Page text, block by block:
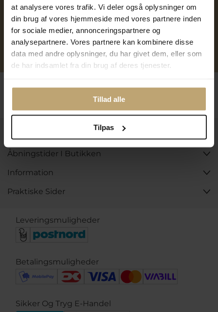
at analysere vores trafik. Vi deler også oplysninger om
din brug af vores hjemmeside med vores partnere inden
for sociale medier, annonceringspartnere og
analysepartnere. Vores partnere kan kombinere disse
data med andre oplysninger, du har givet dem, eller som
de har indsamlet fra din brug af deres tjenester.
Tillad alle
Tilpas
Over 40 års erfaring Mulighed for gravering
Personlig kundeservice
Reparation af smykker og
Følg os
Åbningstider I Butikken
Information
Praktiske Sider
Leveringsmuligheder
Betalingsmuligheder
Sikker Og Tryg E-Handel